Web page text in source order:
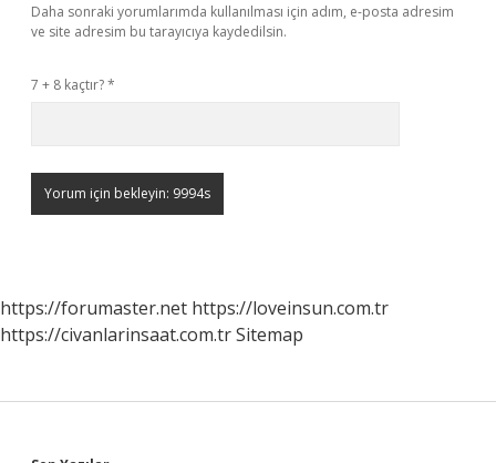
Daha sonraki yorumlarımda kullanılması için adım, e-posta adresim
ve site adresim bu tarayıcıya kaydedilsin.
7 + 8 kaçtır?*
https://forumaster.net https://loveinsun.com.tr
https://civanlarinsaat.com.trSitemap